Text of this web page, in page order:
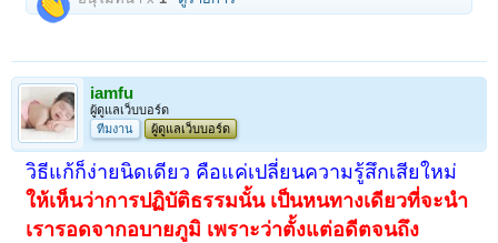
iamfu
ผู้ดูแลเว็บบอร์ด
ทีมงาน
ผู้ดูแลเว็บบอร์ด
วิธีแก้ก็ง่ายนิดเดียว คือแค่เปลี่ยนความรู้สึกเสียใหม่
ให้เห็นว่าการปฏิบัติธรรมนั้น เป็นหนทางเดียวที่จะนำ
เรารอดจากอบายภูมิ เพราะว่าตั้งแต่อดีตจนถึง